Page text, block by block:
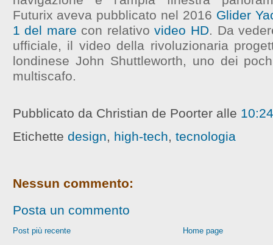
Futurix aveva pubblicato nel 2016 Glider
1 del mare con relativovideo HD. Da
ufficiale, il video della rivoluzionaria
londinese John Shuttleworth, uno dei
multiscafo.
Pubblicato da Christian de Poorter alle 10:24
Etichette design, high-tech, tecnologia
Nessun commento:
Posta un commento
Post più recente Home page